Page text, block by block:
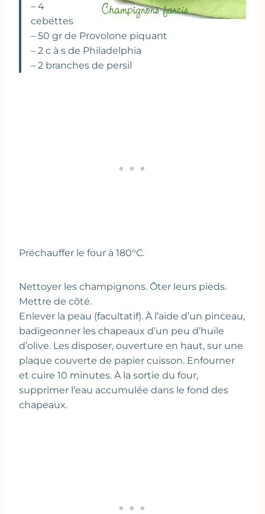
– 4
cebettes
– 50 gr de Provolone piquant
– 2 c à s de Philadelphia
– 2 branches de persil
Préchauffer le four à 180°C.
Nettoyer les champignons. Ôter leurs pieds.
Mettre de côté.
Enlever la peau (facultatif). À l’aide d’un pinceau,
badigeonner les chapeaux d’un peu d’huile
d’olive. Les disposer, ouverture en haut, sur une
plaque couverte de papier cuisson. Enfourner
et cuire 10 minutes. À la sortie du four,
supprimer l’eau accumulée dans le fond des
chapeaux.